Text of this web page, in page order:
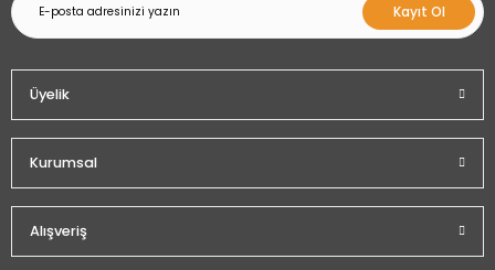
Kayıt Ol
Üyelik
Kurumsal
Alışveriş